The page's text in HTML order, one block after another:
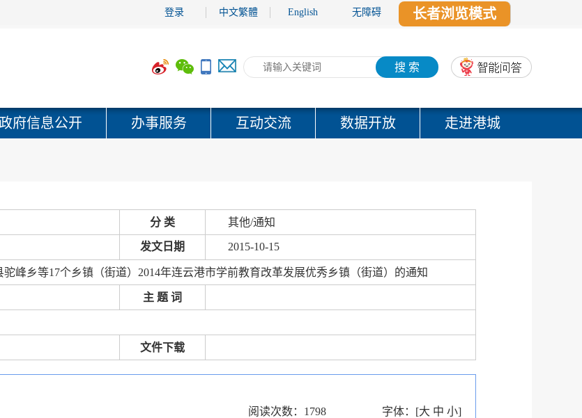
登录 中文繁體 English 无障碍 长者浏览模式
搜 索
府信息公开 办事服务 互动交流 数据开放 走进港城
分 类 其他/通知
发文日期 2015-10-15
峰乡等17个乡镇（街道）2014年连云港市学前教育改革发展优秀乡镇（街道）的通知
主 题 词
文件下载
阅读次数： 1798 字体： [大 中 小]